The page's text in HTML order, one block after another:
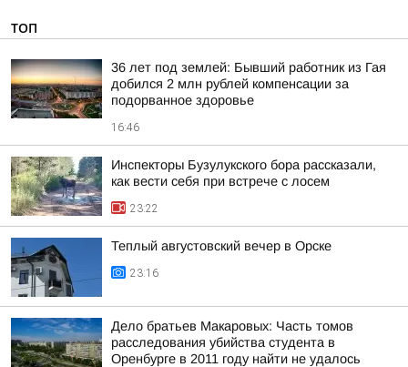
ТОП
36 лет под землей: Бывший работник из Гая
добился 2 млн рублей компенсации за
подорванное здоровье
16:46
Инспекторы Бузулукского бора рассказали,
как вести себя при встрече с лосем
23:22
Теплый августовский вечер в Орске
23:16
Дело братьев Макаровых: Часть томов
расследования убийства студента в
Оренбурге в 2011 году найти не удалось